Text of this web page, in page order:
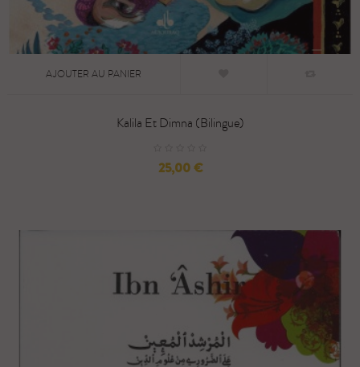
AJOUTER AU PANIER
Kalila Et Dimna (Bilingue)
Prix
25,00 €